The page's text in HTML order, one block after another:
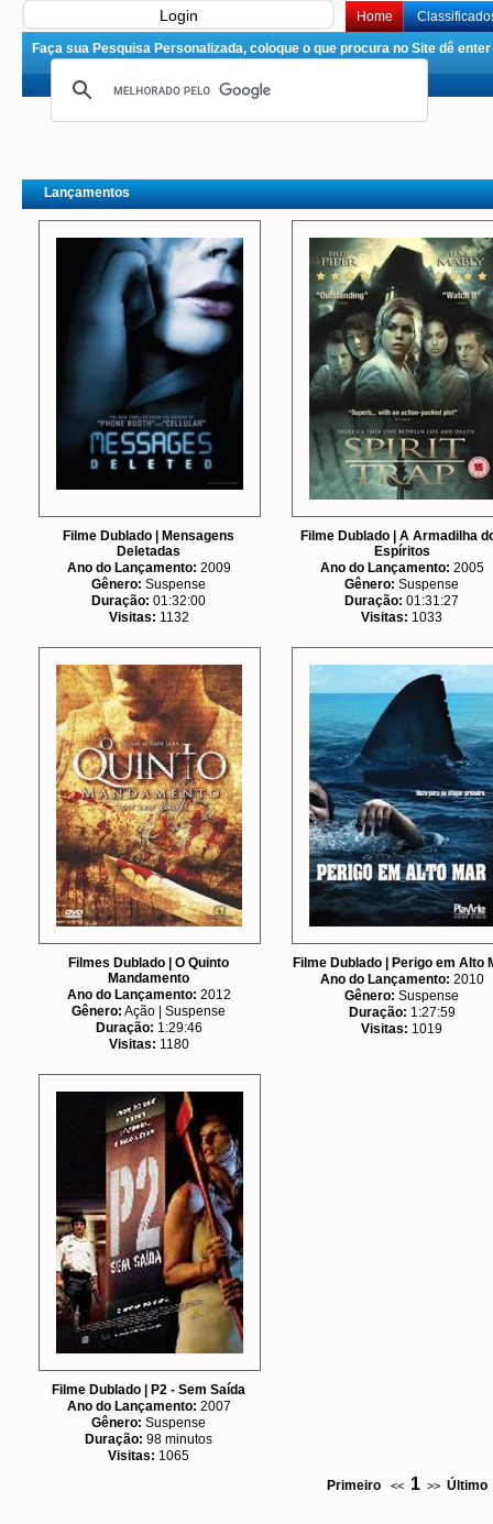
Login Home
Faça sua Pesquisa Personalizada, coloque o que procura no Site dê
Lançamentos
Filme Dublado | Mensagens
Deletadas
Ano do Lançamento: 2009
Gênero: Suspense
Duração: 01:32:00
Visitas: 1132
Filme Dublado | A Armadilha
Espíritos
Ano do Lançamento: 2005
Gênero: Suspense
Duração: 01:31:27
Visitas: 1033
Filmes Dublado | O Quinto
Mandamento
Ano do Lançamento: 2012
Gênero: Ação | Suspense
Duração: 1:29:46
Visitas: 1180
Filme Dublado | Perigo em Alto
Ano do Lançamento: 2010
Gênero: Suspense
Duração: 1:27:59
Visitas: 1019
Filme Dublado | P2 - Sem Saída
Ano do Lançamento: 2007
Gênero: Suspense
Duração: 98 minutos
Visitas: 1065
Primeiro
<< 1 >> Último